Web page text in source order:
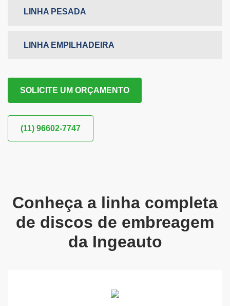
LINHA PESADA
LINHA EMPILHADEIRA
SOLICITE UM ORÇAMENTO
(11) 96602-7747
Conheça a linha completa
de discos de embreagem
da Ingeauto